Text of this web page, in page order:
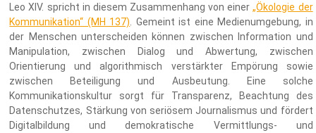
Leo XIV. spricht in diesem Zusammenhang von einer„Ökologie der
Kommunikation“ (MH 137) . Gemeint ist eine Medienumgebung, in
der Menschen unterscheiden können zwischen Information und
Manipulation, zwischen Dialog und Abwertung, zwischen
Orientierung und algorithmisch verstärkter Empörung sowie
zwischen Beteiligung und Ausbeutung. Eine solche
Kommunikationskultur sorgt für Transparenz, Beachtung des
Datenschutzes, Stärkung von seriösem Journalismus und fördert
Digitalbildung und demokratische Vermittlungs- und